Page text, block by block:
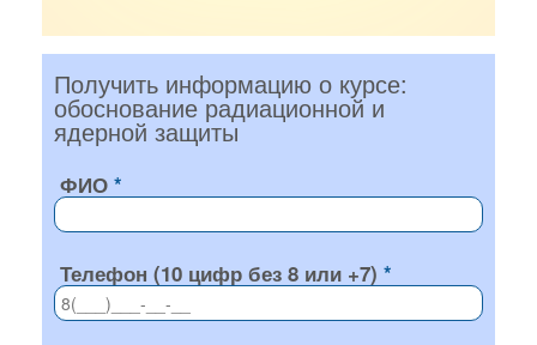
Получить информацию о курсе:
обоснование радиационной и
ядерной защиты
ФИО
Телефон (10 цифр без 8 или +7)